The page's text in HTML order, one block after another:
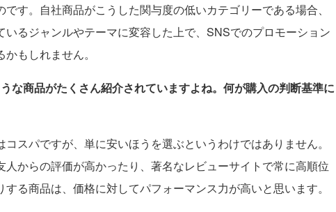
す。自社商品がこうした関与度の低いカテゴリーである場合、
いるジャンルやテーマに変容した上で、SNSでのプロモーション
もしれません。
な商品がたくさん紹介されていますよね。何が購入の判断基準に
スパですが、単に安いほうを選ぶというわけではありません。
人からの評価が高かったり、著名なレビューサイトで常に高順位
る商品は、価格に対してパフォーマンス力が高いと思います。